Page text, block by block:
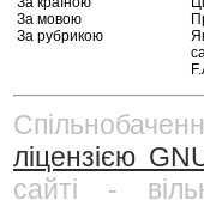
За мовою
За рубрикою
ліцензією
сайті -